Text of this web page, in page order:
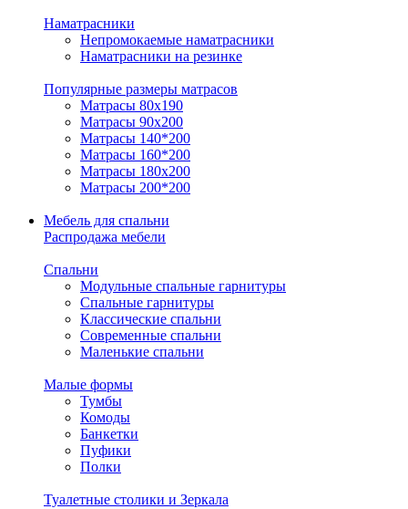
Наматрасники
Непромокаемые наматрасники
Наматрасники на резинке
Популярные размеры матрасов
Матрасы 80x190
Матрасы 90x200
Матрасы 140*200
Матрасы 160*200
Матрасы 180x200
Матрасы 200*200
Мебель для спальни
Распродажа мебели
Спальни
Модульные спальные гарнитуры
Спальные гарнитуры
Классические спальни
Современные спальни
Маленькие спальни
Малые формы
Тумбы
Комоды
Банкетки
Пуфики
Полки
Туалетные столики и Зеркала